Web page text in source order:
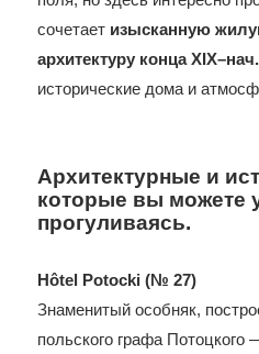
сочетает изысканную
архитектуру конца
исторические дома и
Архитектурные и
которые вы можете
прогуливаясь.
Hôtel Potocki (№ 27)
Знаменитый особняк,
польского графа